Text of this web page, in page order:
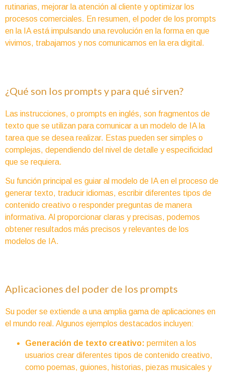
rutinarias, mejorar la atención al cliente y optimizar los
procesos comerciales. En resumen, el poder de los prompts
en la IA está impulsando una revolución en la forma en que
vivimos, trabajamos y nos comunicamos en la era digital.
¿Qué son los prompts y para qué sirven?
Las instrucciones, o prompts en inglés, son fragmentos de
texto que se utilizan para comunicar a un modelo de IA la
tarea que se desea realizar. Estas pueden ser simples o
complejas, dependiendo del nivel de detalle y especificidad
que se requiera.
Su función principal es guiar al modelo de IA en el proceso de
generar texto, traducir idiomas, escribir diferentes tipos de
contenido creativo o responder preguntas de manera
informativa. Al proporcionar claras y precisas, podemos
obtener resultados más precisos y relevantes de los
modelos de IA.
Aplicaciones del poder de los prompts
Su poder se extiende a una amplia gama de aplicaciones en
el mundo real. Algunos ejemplos destacados incluyen:
Generación de texto creativo: permiten a los
usuarios crear diferentes tipos de contenido creativo,
como poemas, guiones, historias, piezas musicales y